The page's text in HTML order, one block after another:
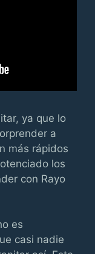
ya que lo
a
más rápidos
los
con Rayo
es
casi nadie